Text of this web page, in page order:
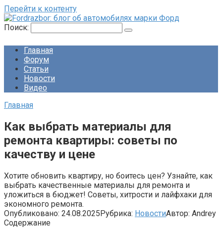
Перейти к контенту
Поиск:
Главная
Форум
Статьи
Новости
Видео
Главная
Как выбрать материалы для
ремонта квартиры: советы по
качеству и цене
Хотите обновить квартиру, но боитесь цен? Узнайте, как
выбрать качественные материалы для ремонта и
уложиться в бюджет! Советы, хитрости и лайфхаки для
экономного ремонта.
Опубликовано: 24.08.2025Рубрика: НовостиАвтор: Andrey
Содержание